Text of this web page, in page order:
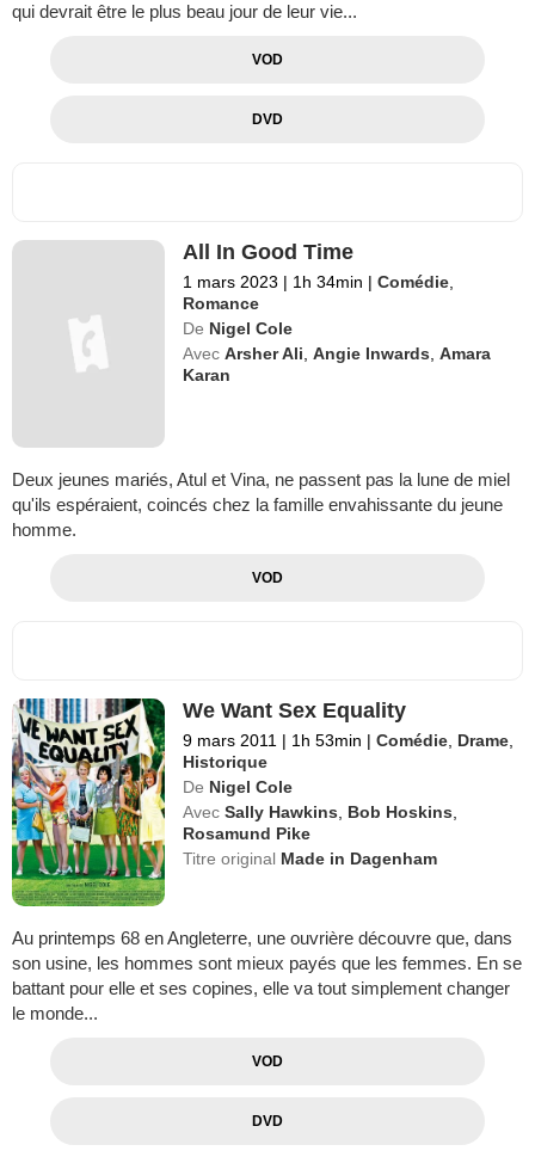
qui devrait être le plus beau jour de leur vie...
VOD
DVD
All In Good Time
1 mars 2023 | 1h 34min | Comédie
Romance
De Nigel Cole
Avec Arsher Ali ,Angie Inwards ,Amara
Karan
Deux jeunes mariés, Atul et Vina, ne passent pas la lune de miel
qu'ils espéraient, coincés chez la famille envahissante du jeune
homme.
VOD
We Want Sex Equality
9 mars 2011 | 1h 53min | Comédie Drame
Historique
De Nigel Cole
Avec Sally Hawkins Bob Hoskins
Rosamund Pike
Titre original Made in Dagenham
Au printemps 68 en Angleterre, une ouvrière découvre que, dans
son usine, les hommes sont mieux payés que les femmes. En se
battant pour elle et ses copines, elle va tout simplement changer
le monde...
VOD
DVD